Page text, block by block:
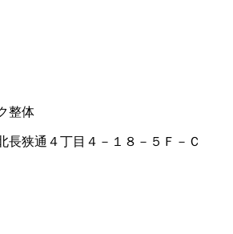
整体
長狭通４丁目４－１８－５Ｆ－Ｃ